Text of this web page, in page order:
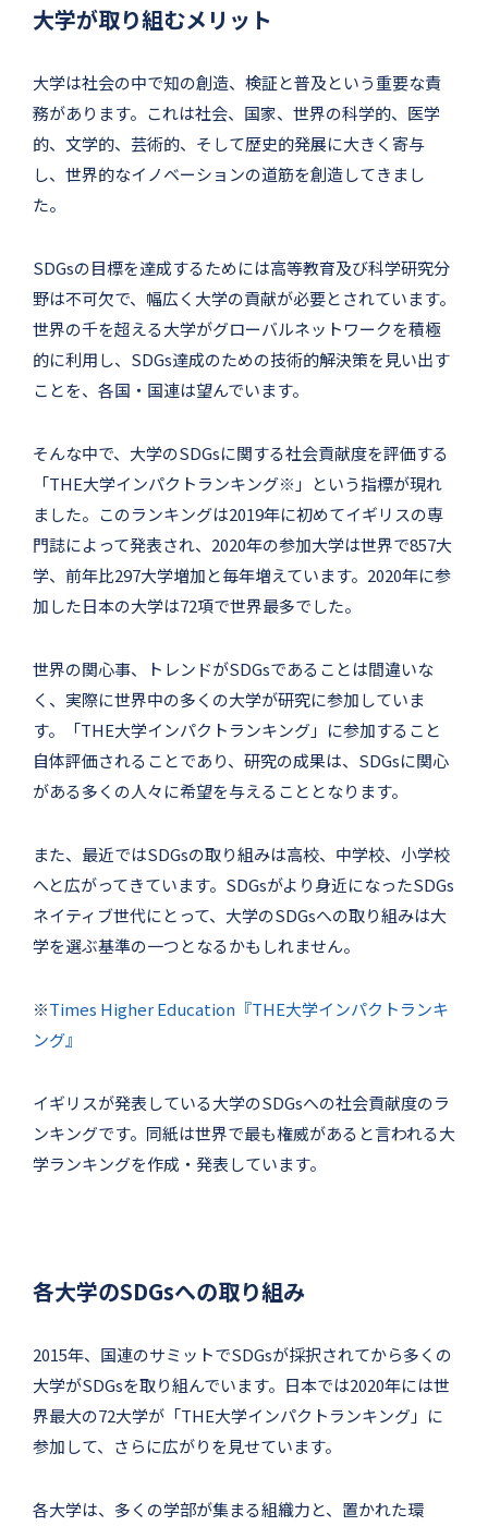
大学が取り組むメリット
大学は社会の中で知の創造、検証と普及という重要な責
務があります。これは社会、国家、世界の科学的、医学
的、文学的、芸術的、そして歴史的発展に大きく寄与
し、世界的なイノベーションの道筋を創造してきまし
た。
SDGsの目標を達成するためには高等教育及び科学研究分
野は不可欠で、幅広く大学の貢献が必要とされています。
世界の千を超える大学がグローバルネットワークを積極
的に利用し、SDGs達成のための技術的解決策を見い出す
ことを、各国・国連は望んでいます。
そんな中で、大学のSDGsに関する社会貢献度を評価する
「THE大学インパクトランキング※」という指標が現れ
ました。このランキングは2019年に初めてイギリスの専
門誌によって発表され、2020年の参加大学は世界で857大
学、前年比297大学増加と毎年増えています。2020年に参
加した日本の大学は72項で世界最多でした。
世界の関心事、トレンドがSDGsであることは間違いな
く、実際に世界中の多くの大学が研究に参加していま
す。「THE大学インパクトランキング」に参加すること
自体評価されることであり、研究の成果は、SDGsに関心
がある多くの人々に希望を与えることとなります。
また、最近ではSDGsの取り組みは高校、中学校、小学校
へと広がってきています。SDGsがより身近になったSDGs
ネイティブ世代にとって、大学のSDGsへの取り組みは大
学を選ぶ基準の一つとなるかもしれません。
※Times Higher Education『THE大学インパクトランキ
ング』
イギリスが発表している大学のSDGsへの社会貢献度のラ
ンキングです。同紙は世界で最も権威があると言われる大
学ランキングを作成・発表しています。
各大学のSDGsへの取り組み
2015年、国連のサミットでSDGsが採択されてから多くの
大学がSDGsを取り組んでいます。日本では2020年には世
界最大の72大学が「THE大学インパクトランキング」に
参加して、さらに広がりを見せています。
各大学は、多くの学部が集まる組織力と、置かれた環